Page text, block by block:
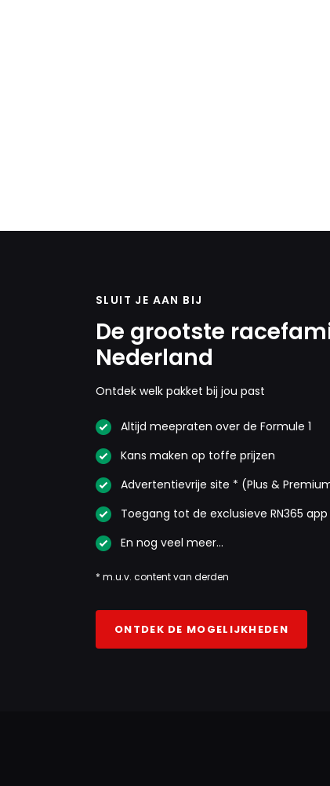
SLUIT JE AAN BIJ
De grootste
Nederland
Ontdek welk pakket bij jou past
Altijd meepraten over de Formule 1
Kans maken op toffe prijzen
Advertentievrije site * (Plus &
Toegang tot de exclusieve RN365
En nog veel meer…
* m.u.v. content van derden
ONTDEK DE MOGELIJKHEDEN